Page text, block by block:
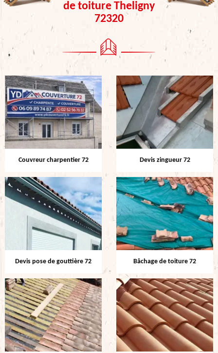
de toiture Theligny
72320
Couvreur charpentier 72 Devis zingueur 72
Devis pose de gouttière 72 Bâchage de toiture 72